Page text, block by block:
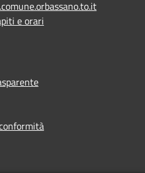
e orari